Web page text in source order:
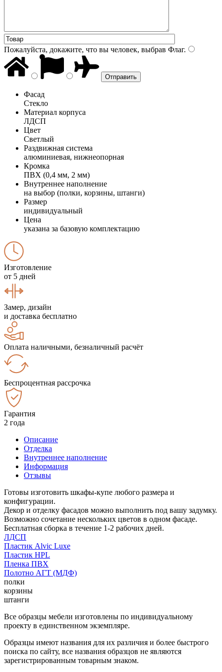
Пожалуйста, докажите, что вы человек, выбрав Флаг.
Фасад
Стекло
Материал корпуса
ЛДСП
Цвет
Светлый
Раздвижная система
алюминиевая, нижнеопорная
Кромка
ПВХ (0,4 мм, 2 мм)
Внутреннее наполнение
на выбор (полки, корзины, штанги)
Размер
индивидуальный
Цена
указана за базовую комплектацию
Изготовление
от 5 дней
Замер, дизайн
и доставка бесплатно
Оплата наличными, безналичный расчёт
Беспроцентная рассрочка
Гарантия
2 года
Описание
Отделка
Внутреннее наполнение
Информация
Отзывы
Готовы изготовить шкафы-купе любого размера и
конфигурации.
Декор и отделку фасадов можно выполнить под вашу задумку.
Возможно сочетание нескольких цветов в одном фасаде.
Бесплатная сборка в течение 1-2 рабочих дней.
ЛДСП
Пластик Alvic Luxe
Пластик HPL
Пленка ПВХ
Полотно АГТ (МДФ)
полки
корзины
штанги
Все образцы мебели изготовлены по индивидуальному
проекту в единственном экземпляре.
Образцы имеют названия для их различия и более быстрого
поиска по сайту, все названия образцов не являются
зарегистрированным товарным знаком.